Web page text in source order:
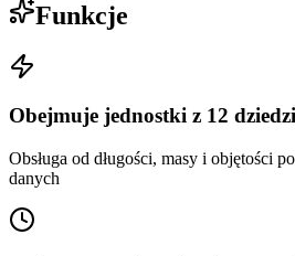
Funkcje
Obejmuje jednostki z 12
Obsługa od długości, masy i objętości
danych